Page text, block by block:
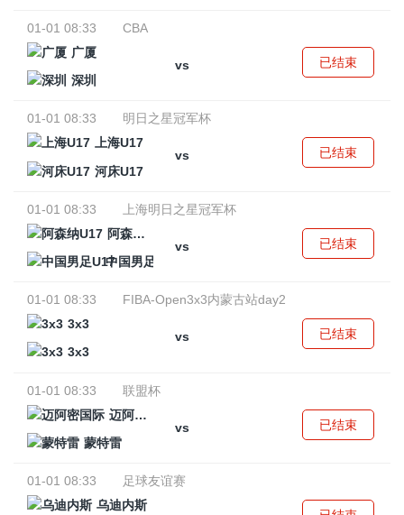
01-01 08:33
CBA
广厦
vs
深圳
已结束
01-01 08:33
明日之星冠军杯
上海U17
vs
河床U17
已结束
01-01 08:33
上海明日之星冠军杯
阿森纳U17
vs
中国男足U17
已结束
01-01 08:33
FIBA-Open3x3内蒙古站day2
3x3
vs
3x3
已结束
01-01 08:33
联盟杯
迈阿密国际
vs
蒙特雷
已结束
01-01 08:33
足球友谊赛
乌迪内斯